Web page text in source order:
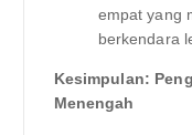
empat yang
berkendara
Kesimpulan:
Menengah